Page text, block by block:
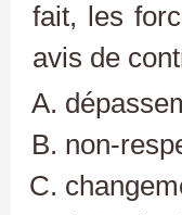
fait, les
avis de
non-